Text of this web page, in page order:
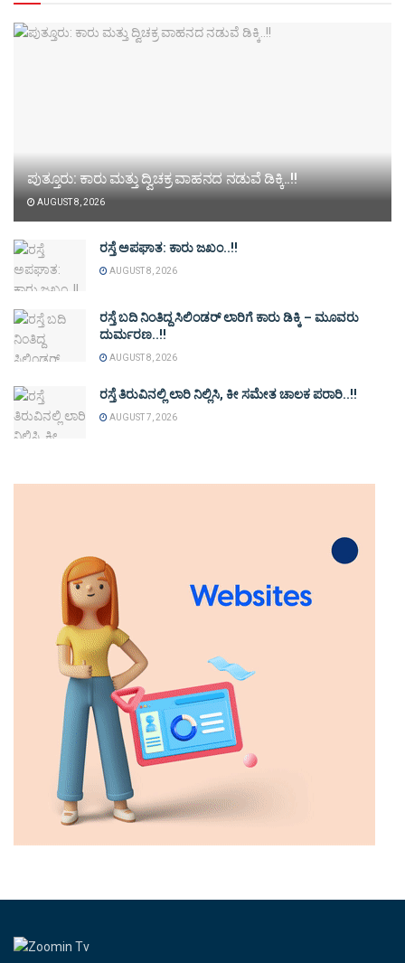
ಪುತ್ತೂರು: ಕಾರು ಮತ್ತು ದ್ವಿಚಕ್ರ ವಾಹನದ ನಡುವೆ ಡಿಕ್ಕಿ..!!
AUGUST 8, 2026
ರಸ್ತೆ ಅಪಘಾತ: ಕಾರು ಜಖಂ..!!
AUGUST 8, 2026
ರಸ್ತೆ ಬದಿ ನಿಂತಿದ್ದ ಸಿಲಿಂಡರ್ ಲಾರಿಗೆ ಕಾರು ಡಿಕ್ಕಿ – ಮೂವರು
ದುರ್ಮರಣ..!!
AUGUST 8, 2026
ರಸ್ತೆ ತಿರುವಿನಲ್ಲಿ ಲಾರಿ ನಿಲ್ಲಿಸಿ, ಕೀ ಸಮೇತ ಚಾಲಕ ಪರಾರಿ..!!
AUGUST 7, 2026